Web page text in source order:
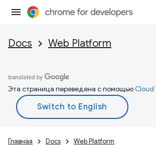
Docs Web Platform
Эта страница переведена с помощьюCloud
Главная Docs Web Platform